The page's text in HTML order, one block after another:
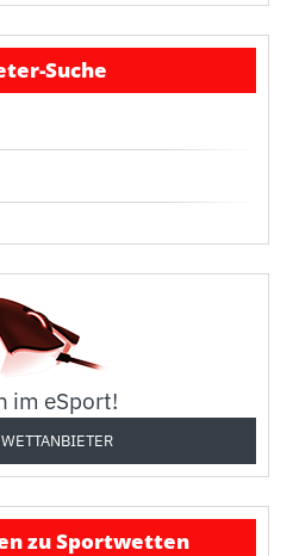
Suche
im eSport!
zu Sportwetten